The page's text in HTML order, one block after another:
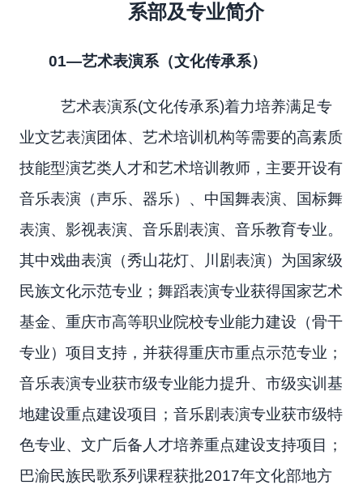
系部及专业简介
01—艺术表演系（文化传承系）
艺术表演系(文化传承系)着力培养满足专
业文艺表演团体、艺术培训机构等需要的高素质
技能型演艺类人才和艺术培训教师，主要开设有
音乐表演（声乐、器乐）、中国舞表演、国标舞
表演、影视表演、音乐剧表演、音乐教育专业。
其中戏曲表演（秀山花灯、川剧表演）为国家级
民族文化示范专业；舞蹈表演专业获得国家艺术
基金、重庆市高等职业院校专业能力建设（骨干
专业）项目支持，并获得重庆市重点示范专业；
音乐表演专业获市级专业能力提升、市级实训基
地建设重点建设项目；音乐剧表演专业获市级特
色专业、文广后备人才培养重点建设支持项目；
巴渝民族民歌系列课程获批2017年文化部地方